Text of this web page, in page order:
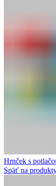
Hrnček s
Späť na